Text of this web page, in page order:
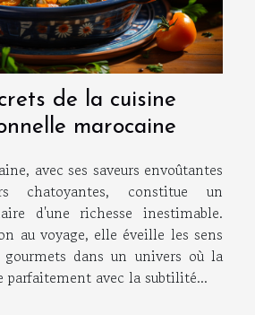
de la cuisine
marocaine
avec ses saveurs envoûtantes
chatoyantes, constitue un
d'une richesse inestimable.
au voyage, elle éveille les sens
dans un univers où la
avec la subtilité...